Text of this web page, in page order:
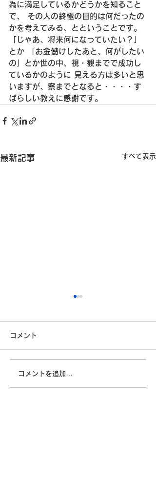
為に満足しているかどうかを知ること
で、
その人の終極の目的は何だったの
かを考えてみる、とということです。
「じゃあ、将来何になっていたい？」
とか 「お金儲けしたあと、何がしたい
の」とか世の中、視・観までで成功し
ているかのように
見える方は多いと思
いますが、察までとなると・・・・ す
ばらしい教えに感謝です。
最新記事 すべて表示
「自分に満足している」
コメント
コメントを追加…